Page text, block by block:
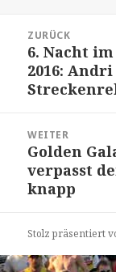
Navigation
ZURÜCK
Vorheriger
Beitrag:
6. Nacht
2016:
WEITER
Nächster
Beitrag:
Golden
verpasst
knapp
Stolz präsentiert